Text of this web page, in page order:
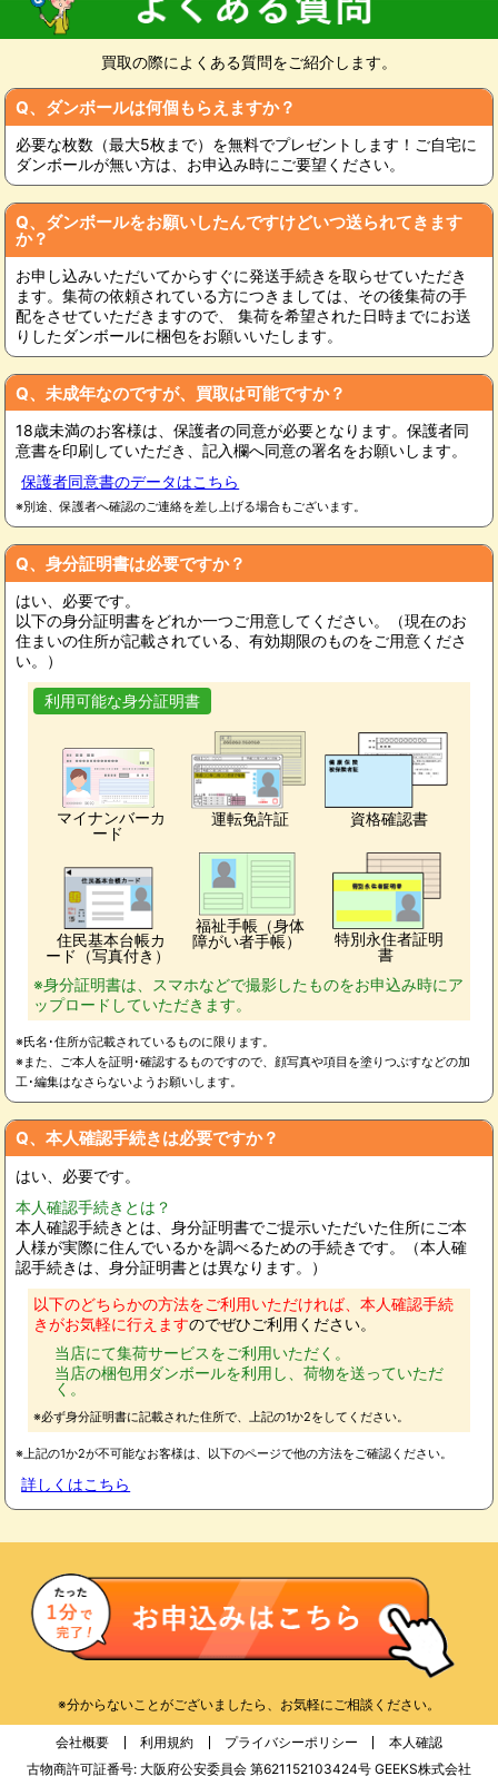
買取の際によくある質問をご紹介します。
Q、ダンボールは何個もらえますか？
必要な枚数（最大5枚まで）を無料でプレゼントします！ご自宅に
ダンボールが無い方は、お申込み時にご要望ください。
Q、ダンボールをお願いしたんですけどいつ送られてきます
か？
お申し込みいただいてからすぐに発送手続きを取らせていただき
ます。集荷の依頼されている方につきましては、その後集荷の手
配をさせていただきますので、 集荷を希望された日時までにお送
りしたダンボールに梱包をお願いいたします。
Q、未成年なのですが、買取は可能ですか？
18歳未満のお客様は、保護者の同意が必要となります。保護者同
意書を印刷していただき、記入欄へ同意の署名をお願いします。
保護者同意書のデータはこちら
※別途、保護者へ確認のご連絡を差し上げる場合もございます。
Q、身分証明書は必要ですか？
はい、必要です。
以下の身分証明書をどれか一つご用意してください。（現在のお
住まいの住所が記載されている、有効期限のものをご用意くださ
い。）
利用可能な身分証明書
マイナンバーカ
ード
運転免許証 資格確認書
住民基本台帳カ
ード（写真付き）
福祉手帳（身体
障がい者手帳）
特別永住者証明
書
※身分証明書は、スマホなどで撮影したものをお申込み時にア
ップロードしていただきます。
※氏名･住所が記載されているものに限ります。
※また、ご本人を証明･確認するものですので、顔写真や項目を塗りつぶすなどの加
工･編集はなさらないようお願いします。
Q、本人確認手続きは必要ですか？
はい、必要です。
本人確認手続きとは？
本人確認手続きとは、身分証明書でご提示いただいた住所にご本
人様が実際に住んでいるかを調べるための手続きです。（本人確
認手続きは、身分証明書とは異なります。）
以下のどちらかの方法をご利用いただければ、本人確認手続
きがお気軽に行えますのでぜひご利用ください。
当店にて集荷サービスをご利用いただく。
当店の梱包用ダンボールを利用し、荷物を送っていただ
く。
※必ず身分証明書に記載された住所で、上記の1か2をしてください。
※上記の1か2が不可能なお客様は、以下のページで他の方法をご確認ください。
詳しくはこちら
※分からないことがございましたら、お気軽にご相談ください。
会社概要 利用規約 プライバシーポリシー
本人確認
古物商許可証番号: 大阪府公安委員会 第621152103424号 GEEKS株式会社